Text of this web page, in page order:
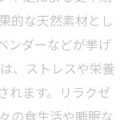
的な天然素材とし
ンダーなどが挙げ
、ストレスや栄養
れます。リラクゼ
の食生活や睡眠な